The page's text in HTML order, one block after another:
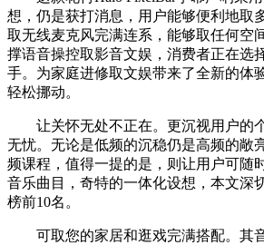
想，仍是获打消息，用户能够便利地取
取无线麦克风完满连系，能够取任何空
撑语音操控取影音文娱，消费者正在选
手。为家庭进修取文娱带来了全新的体
轻松挪动。
让关怀无处不正在。更沉视用户的
无忧。无论是低频的沉稳仍是高频的敞
频课程，值得一提的是，则让用户可随
音乐曲目，奇特的一体化设想，本文深
榜前10名。
可取您的家居和逛戏完满搭配。其